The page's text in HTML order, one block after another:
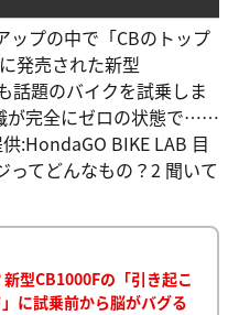
プの中で「CBのトップ
発売された新型
話題のバイクを試乗しま
が完全にゼロの状態で……
:HondaGO BIKE LAB 目
ってどんなもの？2 聞いて
型CB1000Fの「引き起こ
に試乗前から脳がバグる